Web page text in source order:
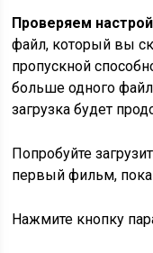
Проверяем
файл, который вы
пропускной
больше одного
загрузка будет
Попробуйте
первый фильм, пока
Нажмите кнопку